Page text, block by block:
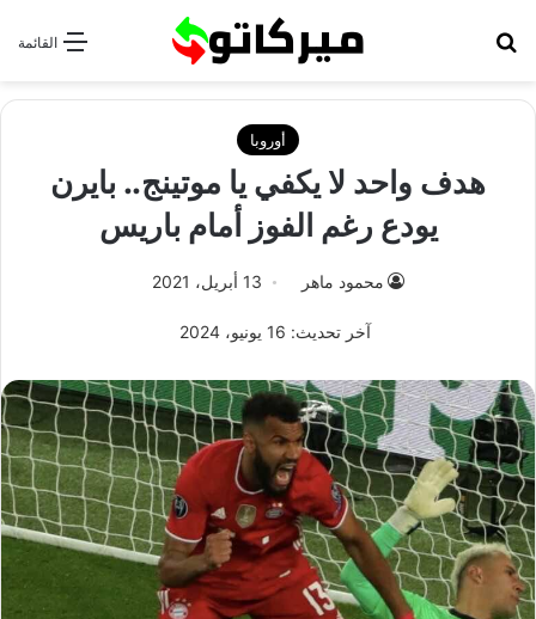
القائمة
أوروبا
هدف واحد لا يكفي يا موتينج.. بايرن
يودع رغم الفوز أمام باريس
محمود ماهر 13 أبريل، 2021
آخر تحديث: 16 يونيو، 2024